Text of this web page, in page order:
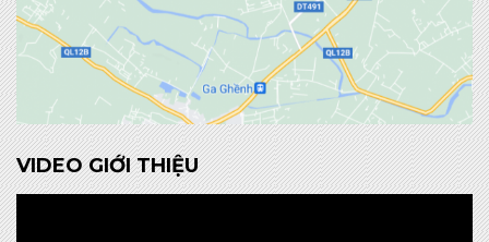
VIDEO GIỚI THIỆU